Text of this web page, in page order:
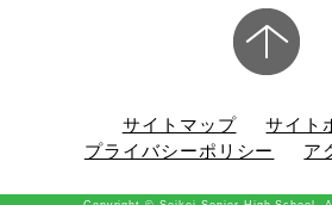
サイトマップ
サイト
プライバシーポリシー
ア